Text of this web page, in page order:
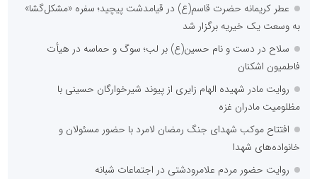
عطر کریمانه حضرت قاسم(ع) در قیامدشت پیچید؛ سفره «مشکل‌گشا»
به وسعت یک خیریه برگزار شد
سلاح در دست و نام حسین(ع) بر لب؛ سوگ و حماسه در هیأت
فاطمیون اشکنان
روایت مادر شهیده الهام زایری از پیوند شیرخوارگان حسینی با
مظلومیت مادران غزه
افتتاح موکب شهدای جنگ رمضان لامرد با حضور مسئولان و
خانواده‌های شهدا
روایت حضور مردم علامرودشتی در اجتماعات شبانه